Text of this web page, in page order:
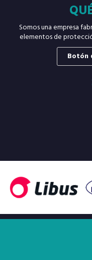
Somos una empresa
elementos de
Botón